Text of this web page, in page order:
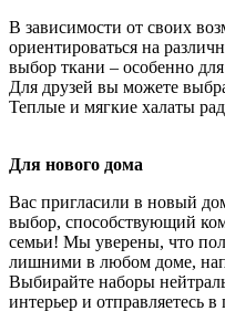
В зависимости от своих
ориентироваться на
выбор ткани – особенно
Для друзей вы можете
Теплые и мягкие халаты
Для нового дома
Вас пригласили в новый
выбор, способствующий
семьи! Мы уверены, что
лишними в любом доме,
Выбирайте наборы
интерьер и отправляетесь